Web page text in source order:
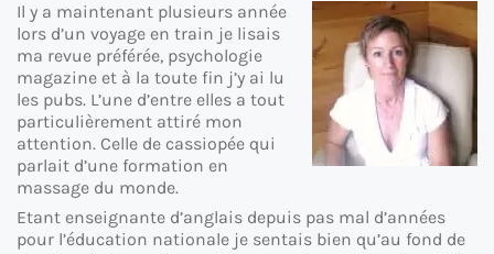
Il y a maintenant plusieurs année
lors d’un voyage en train je lisais
ma revue préférée, psychologie
magazine et à la toute fin j’y ai lu
les pubs. L’une d’entre elles a tout
particulièrement attiré mon
attention. Celle de cassiopée qui
parlait d’une formation en
massage du monde.
Etant enseignante d’anglais depuis pas mal d’années
pour l’éducation nationale je sentais bien qu’au fond de